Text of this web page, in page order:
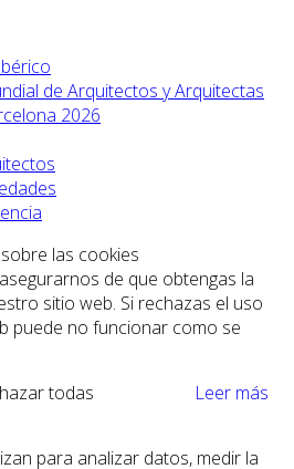
de Arquitectos y Arquitectas
2026
las cookies
de que obtengas la
sitio web. Si rechazas el uso
puede no funcionar como se
todas
Leer más
para analizar datos, medir la